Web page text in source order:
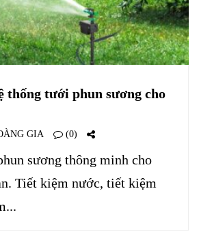
thống tưới phun sương cho
GIA (0)
sương thông minh cho
Tiết kiệm nước, tiết kiệm